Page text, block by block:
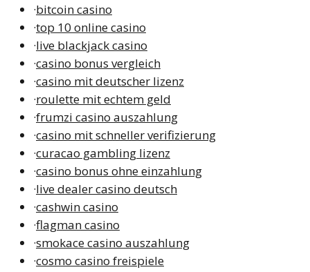
·bitcoin casino
·top 10 online casino
·live blackjack casino
·casino bonus vergleich
·casino mit deutscher lizenz
·roulette mit echtem geld
·frumzi casino auszahlung
·casino mit schneller verifizierung
·curacao gambling lizenz
·casino bonus ohne einzahlung
·live dealer casino deutsch
·cashwin casino
·flagman casino
·smokace casino auszahlung
·cosmo casino freispiele